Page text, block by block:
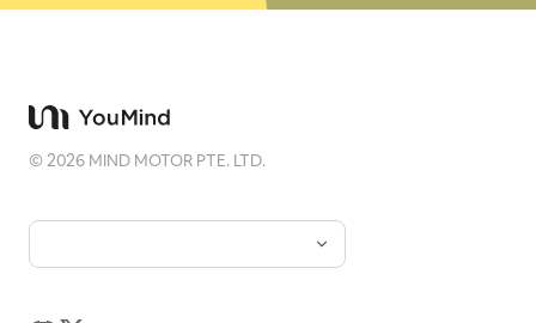
©2026 MIND MOTOR PTE. LTD.